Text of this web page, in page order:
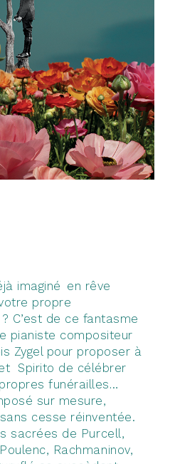
imaginé en rêve
propre
C’est de ce fantasme
pianiste compositeur
Zygel pour proposer à
Spirito de célébrer
funérailles…
sur mesure,
cesse réinventée.
sacrées de Purcell,
Rachmaninov,
MUSICALE